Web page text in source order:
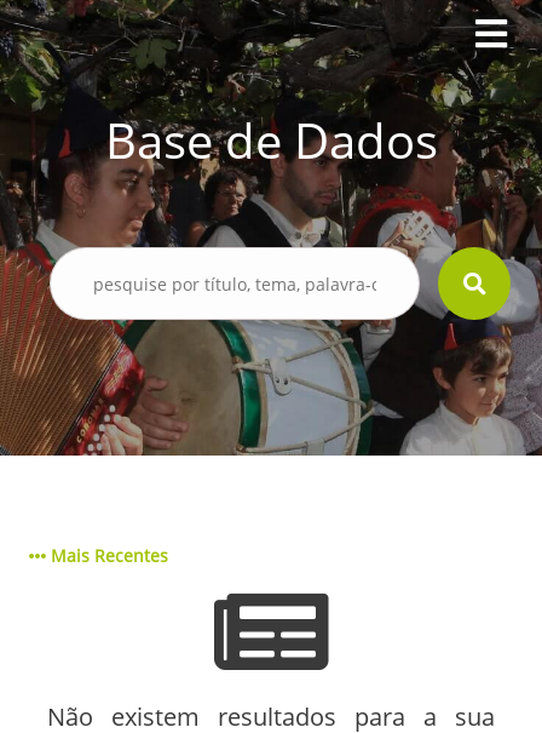
Base de Dados
Mais Recentes
Não existem resultados para a sua